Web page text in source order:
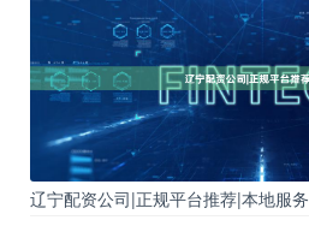
辽宁配资公司|正规平台推荐|本地服务